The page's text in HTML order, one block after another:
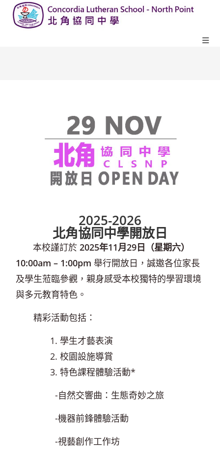
2025-2026
北角協同中學開放日
本校謹訂於 2025年11月29日（星期六）
10:00am – 1:00pm 舉行開放日，誠邀各位家長
及學生蒞臨參觀，親身感受本校獨特的學習環境
與多元教育特色。
精彩活動包括：
1. 學生才藝表演
2. 校園設施導賞
3. 特色課程體驗活動*
-自然交響曲：生態奇妙之旅
-機器前鋒體驗活動
-視藝創作工作坊